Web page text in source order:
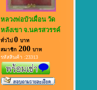
หลวงพ่อบัวเผื่อน วัด
หลังเขา จ.นครสวรรค์
ทั่วไป 0 บาท
สมาชิก200 บาท
รหัสสินค้า :23313